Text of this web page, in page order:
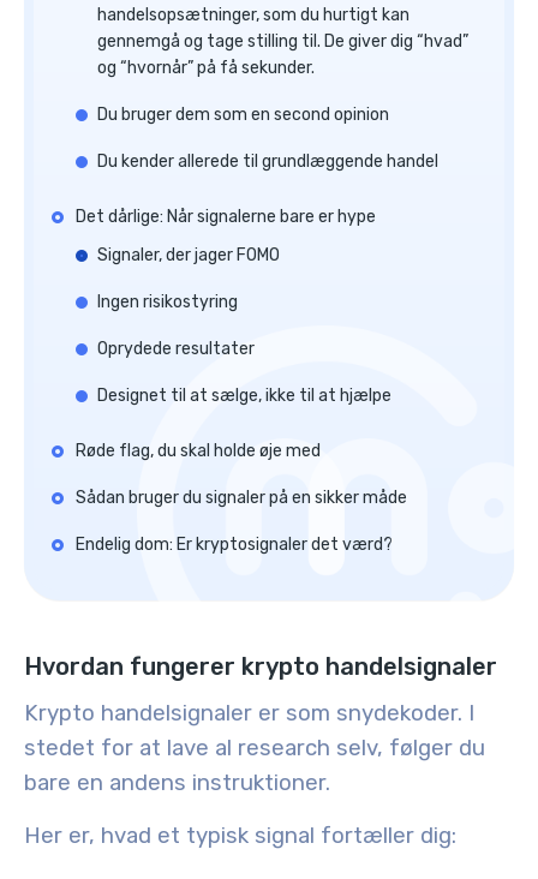
handelsopsætninger, som du hurtigt kan
gennemgå og tage stilling til. De giver dig “hvad”
og “hvornår” på få sekunder.
Du bruger dem som en second opinion
Du kender allerede til grundlæggende handel
Det dårlige: Når signalerne bare er hype
Signaler, der jager FOMO
Ingen risikostyring
Oprydede resultater
Designet til at sælge, ikke til at hjælpe
Røde flag, du skal holde øje med
Sådan bruger du signaler på en sikker måde
Endelig dom: Er kryptosignaler det værd?
Hvordan fungerer krypto handelsignaler
Krypto handelsignaler er som snydekoder. I
stedet for at lave al research selv, følger du
bare en andens instruktioner.
Her er, hvad et typisk signal fortæller dig: